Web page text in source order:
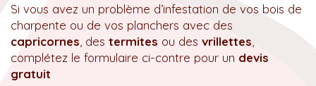
Si vous avez un problème d’infestation de vos bois de
charpente ou de vos planchers avec des
capricornes , des termites ou des vrillettes
complétez le formulaire ci-contre pour un devis
gratuit